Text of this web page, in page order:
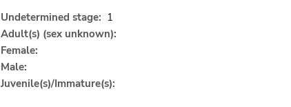
Undetermined stage: 1
Adult(s) (sex unknown):
Female:
Male:
Juvenile(s)/Immature(s):